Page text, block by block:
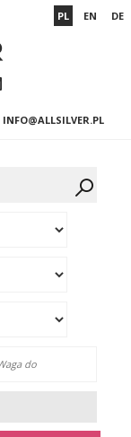
INFO@ALLSILVER.PL
PL EN DE